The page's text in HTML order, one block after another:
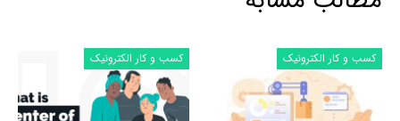
کسب و کار الکترونیک کسب و کار الکترونیک